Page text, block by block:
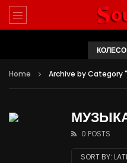
Home Archive by Category
0 POSTS
SORT BY: